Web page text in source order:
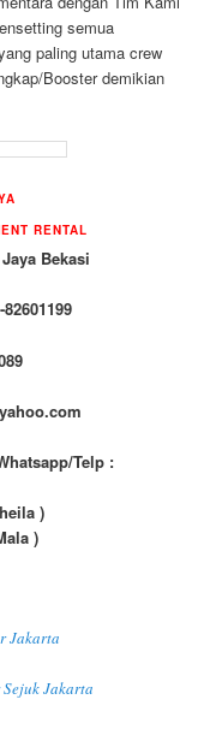
semua
paling utama crew
Booster demikian
RENTAL
Bekasi
Telp :
)
)
Jakarta
Jakarta